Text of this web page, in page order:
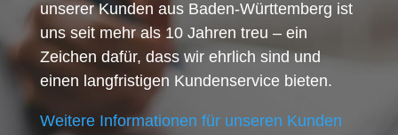
unserer Kunden aus Baden-Württemberg ist
uns seit mehr als 10 Jahren treu – ein
Zeichen dafür, dass wir ehrlich sind und
einen langfristigen Kundenservice bieten.
Weitere Informationen für unseren Kunden